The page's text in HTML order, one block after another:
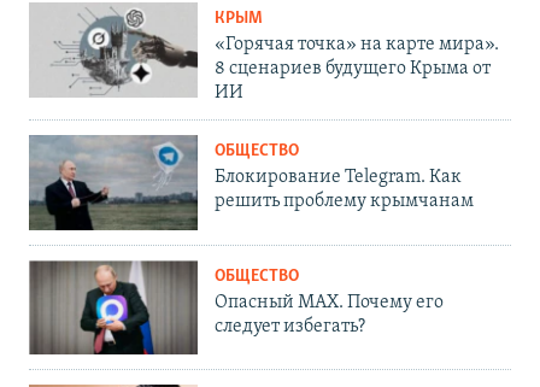
КРЫМ
«Горячая точка» на карте мира».
8 сценариев будущего Крыма от
ИИ
ОБЩЕСТВО
Блокирование Telegram. Как
решить проблему крымчанам
ОБЩЕСТВО
Опасный MAX. Почему его
следует избегать?